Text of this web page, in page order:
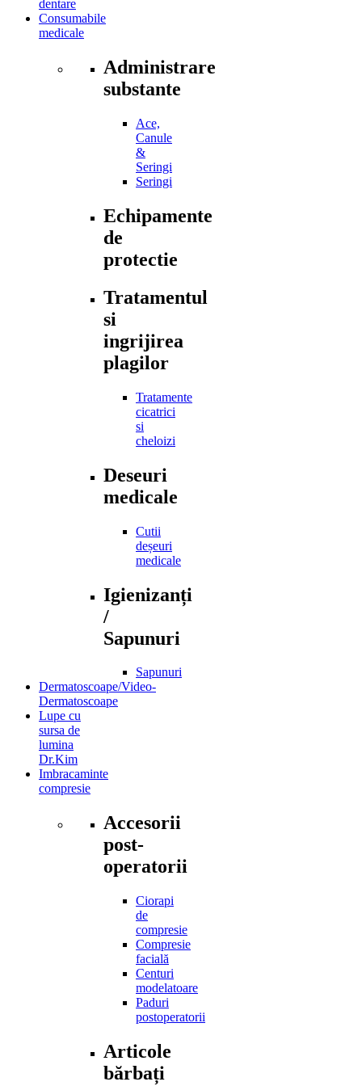
dentare
Consumabile
medicale
Administrare
substante
Ace,
Canule
&
Seringi
Seringi
Echipamente
de
protectie
Tratamentul
si
ingrijirea
plagilor
Tratamente
cicatrici
si
cheloizi
Deseuri
medicale
Cutii
deșeuri
medicale
Igienizanți
/
Sapunuri
Sapunuri
Dermatoscoape/Video-
Dermatoscoape
Lupe cu
sursa de
lumina
Dr.Kim
Imbracaminte
compresie
Accesorii
post-
operatorii
Ciorapi
de
compresie
Compresie
facială
Centuri
modelatoare
Paduri
postoperatorii
Articole
bărbați